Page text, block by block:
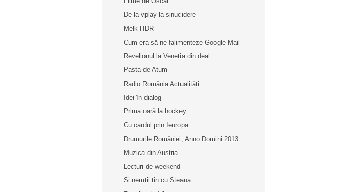
De la vplay la sinucidere
Melk HDR
Cum era să ne falimenteze Google Mail
Revelionul la Veneția din deal
Pasta de Atum
Radio România Actualități
Idei în dialog
Prima oară la hockey
Cu cardul prin Ieuropa
Drumurile României, Anno Domini 2013
Muzica din Austria
Lecturi de weekend
Si nemtii tin cu Steaua